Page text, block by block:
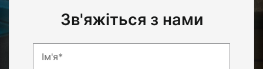
Зв'яжіться з нами
Ім'я*